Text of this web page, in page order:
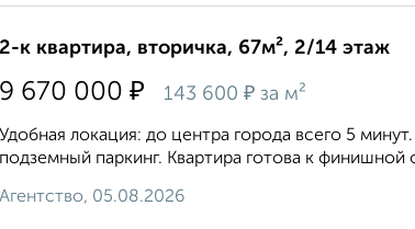
2-к квартира, вторичка, 67м², 2/14 этаж
9 670 000 ₽ 143 600 ₽ за м²
Удобная локация: до центра города всего 5
подземный паркинг. Квартира готова к
Агентство, 05.08.2026